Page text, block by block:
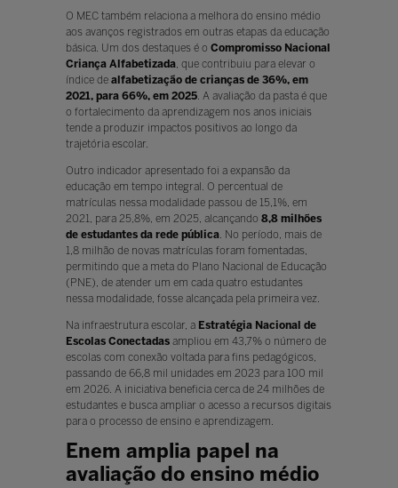
O MEC também relaciona a melhora do ensino médio
aos avanços registrados em outras etapas da educação
básica. Um dos destaques é o Compromisso Nacional
Criança Alfabetizada, que contribuiu para elevar o
índice dealfabetização de crianças de 36%, em
2021, para 66%, em 2025. A avaliação da pasta é que
o fortalecimento da aprendizagem nos anos iniciais
tende a produzir impactos positivos ao longo da
trajetória escolar.
Outro indicador apresentado foi a expansão da
educação em tempo integral. O percentual de
matrículas nessa modalidade passou de 15,1%, em
2021, para 25,8%, em 2025, alcançando 8,8 milhões
de estudantes da rede pública. No período, mais de
1,8 milhão de novas matrículas foram fomentadas,
permitindo que a meta do Plano Nacional de Educação
(PNE), de atender um em cada quatro estudantes
nessa modalidade, fosse alcançada pela primeira vez.
Na infraestrutura escolar, a Estratégia Nacional de
Escolas Conectadasampliou em 43,7% o número de
escolas com conexão voltada para fins pedagógicos,
passando de 66,8 mil unidades em 2023 para 100 mil
em 2026. A iniciativa beneficia cerca de 24 milhões de
estudantes e busca ampliar o acesso a recursos digitais
para o processo de ensino e aprendizagem.
Enem amplia papel na
avaliação do ensino médio